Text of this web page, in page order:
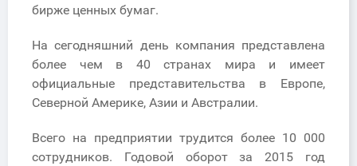
бирже ценных бумаг.
На сегодняшний день компания представлена
более чем в 40 странах мира и имеет
официальные представительства в Европе,
Северной Америке, Азии и Австралии.
Всего на предприятии трудится более 10 000
сотрудников. Годовой оборот за 2015 год